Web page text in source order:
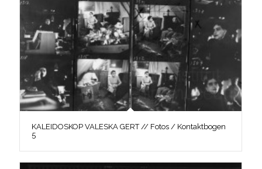
KALEIDOSKOP VALESKA GERT // Fotos / Kontaktbogen
5